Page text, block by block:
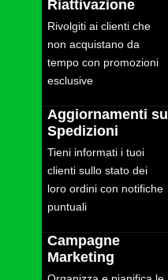
Riattivazione
Rivolgiti ai clienti che
non acquistano da
tempo con promozioni
esclusive
Aggiornamenti su
Spedizioni
Tieni informati i tuoi
clienti sullo stato dei
loro ordini con notifiche
puntuali
Campagne
Marketing